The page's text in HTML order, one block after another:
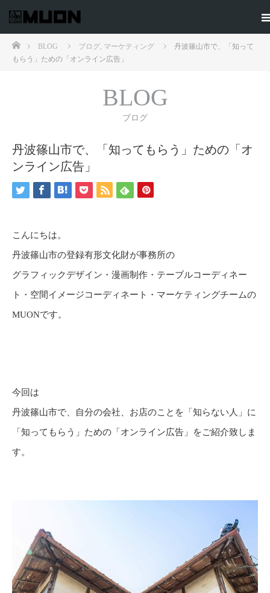
ホームBLOG ブログ, マーケティング
丹波篠山市で、「知って
もらう」ための「オンライン広告」
BLOG
ブログ
丹波篠山市で、「知ってもらう」ための「オ
ンライン広告」
こんにちは。
丹波篠山市の登録有形文化財が事務所の
グラフィックデザイン・漫画制作・テーブルコーディネー
ト・空間イメージコーディネート・マーケティングチームの
MUONです。
今回は
丹波篠山市で、自分の会社、お店のことを「知らない人」に
「知ってもらう」ための「オンライン広告」をご紹介致しま
す。